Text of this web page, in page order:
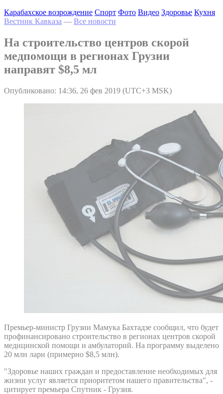
Карабахское возрождение Спорт Фото Видео Здоровье Кухня
Вестник Кавказа — Все новости
На строительство центров скорой
медпомощи в регионах Грузии
направят $8,5 мл
Опубликовано: 14:36, 26 фев 2019 (UTC+3 MSK)
Премьер-министр Грузии Мамука Бахтадзе сообщил, что будет
профинансировано строительство в регионах центров скорой
медицинской помощи и амбулаторий. На программу выделено
20 млн лари (примерно $8,5 млн).
"Здоровье наших граждан и предоставление необходимых для
жизни услуг является приоритетом нашего правительства", -
цитирует премьера Спутник - Грузия.